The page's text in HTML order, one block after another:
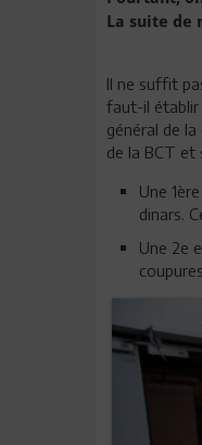
La suite de
Il ne suffit
faut-il établir
général de
de la BCT et
Une
dinars.
Une 2e